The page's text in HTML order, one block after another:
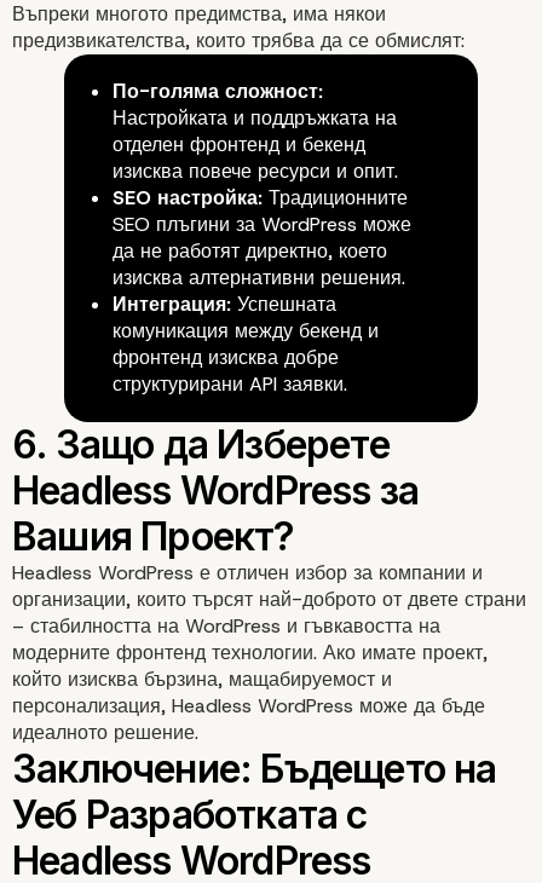
4. Примери за
на Headless WordPress
Въпреки многото предимства, има някои
предизвикателства, които трябва да се обмислят:
По-голяма сложност:
Настройката и поддръжката на
отделен фронтенд и бекенд
изисква повече ресурси и опит.
SEO настройка:Традиционните
SEO плъгини за WordPress може
да не работят директно, което
изисква алтернативни решения.
Интеграция:Успешната
комуникация между бекенд и
фронтенд изисква добре
структурирани API заявки.
Headless WordPress е отличен избор за компании и
организации, които търсят най-доброто от двете страни
– стабилността на WordPress и гъвкавостта на
модерните фронтенд технологии. Ако имате проект,
който изисква бързина, мащабируемост и
персонализация, Headless WordPress може да бъде
идеалното решение.